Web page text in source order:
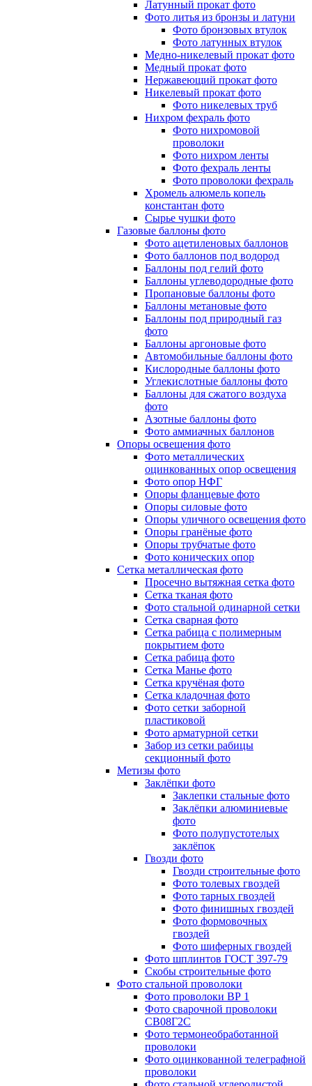
Латунный прокат фото
Фото литья из бронзы и латуни
Фото бронзовых втулок
Фото латунных втулок
Медно-никелевый прокат фото
Медный прокат фото
Нержавеющий прокат фото
Никелевый прокат фото
Фото никелевых труб
Нихром фехраль фото
Фото нихромовой
проволоки
Фото нихром ленты
Фото фехраль ленты
Фото проволоки фехраль
Хромель алюмель копель
константан фото
Сырье чушки фото
Газовые баллоны фото
Фото ацетиленовых баллонов
Фото баллонов под водород
Баллоны под гелий фото
Баллоны углеводородные фото
Пропановые баллоны фото
Баллоны метановые фото
Баллоны под природный газ
фото
Баллоны аргоновые фото
Автомобильные баллоны фото
Кислородные баллоны фото
Углекислотные баллоны фото
Баллоны для сжатого воздуха
фото
Азотные баллоны фото
Фото аммиачных баллонов
Опоры освещения фото
Фото металлических
оцинкованных опор освещения
Фото опор НФГ
Опоры фланцевые фото
Опоры силовые фото
Опоры уличного освещения фото
Опоры гранёные фото
Опоры трубчатые фото
Фото конических опор
Сетка металлическая фото
Просечно вытяжная сетка фото
Сетка тканая фото
Фото стальной одинарной сетки
Сетка сварная фото
Сетка рабица с полимерным
покрытием фото
Сетка рабица фото
Сетка Манье фото
Сетка кручёная фото
Сетка кладочная фото
Фото сетки заборной
пластиковой
Фото арматурной сетки
Забор из сетки рабицы
секционный фото
Метизы фото
Заклёпки фото
Заклепки стальные фото
Заклёпки алюминиевые
фото
Фото полупустотелых
заклёпок
Гвозди фото
Гвозди строительные фото
Фото толевых гвоздей
Фото тарных гвоздей
Фото финишных гвоздей
Фото формовочных
гвоздей
Фото шиферных гвоздей
Фото шплинтов ГОСТ 397-79
Скобы строительные фото
Фото стальной проволоки
Фото проволоки ВР 1
Фото сварочной проволоки
СВ08Г2С
Фото термонеобработанной
проволоки
Фото оцинкованной телеграфной
проволоки